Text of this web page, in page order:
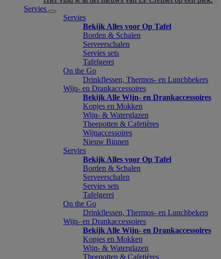
Servies
Servies
Bekijk Alles voor Op Tafel
Borden & Schalen
Serveerschalen
Servies sets
Tafelgerei
On the Go
Drinkflessen, Thermos- en Lunchbekers
Wijn- en Drankaccessoires
Bekijk Alle Wijn- en Drankaccessoires
Kopjes en Mokken
Wijn- & Waterglazen
Theepotten & Cafetières
Wijnaccessoires
Nieuw Binnen
Servies
Bekijk Alles voor Op Tafel
Borden & Schalen
Serveerschalen
Servies sets
Tafelgerei
On the Go
Drinkflessen, Thermos- en Lunchbekers
Wijn- en Drankaccessoires
Bekijk Alle Wijn- en Drankaccessoires
Kopjes en Mokken
Wijn- & Waterglazen
Theepotten & Cafetières